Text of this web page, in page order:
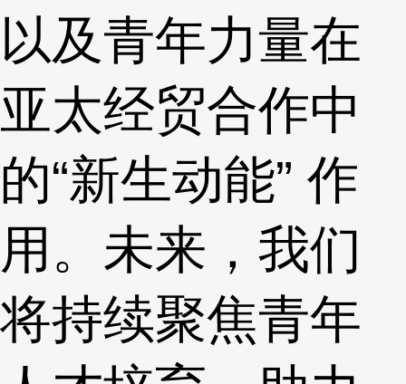
以及青年力量在
亚太经贸合作中
的“新生动能” 作
用。未来，我们
将持续聚焦青年